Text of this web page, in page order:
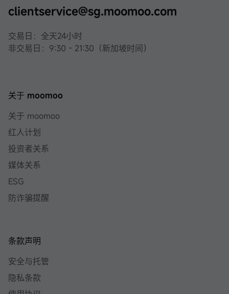
clientservice@sg.moomoo.com
交易日：全天24小时
非交易日：9:30 - 21:30（新加坡时间）
关于 moomoo
关于 moomoo
红人计划
投资者关系
媒体关系
ESG
防诈骗提醒
条款声明
安全与托管
隐私条款